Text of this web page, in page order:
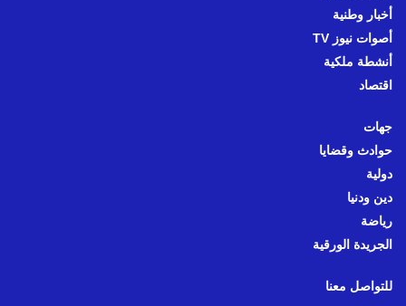
أخبار وطنية
أصوات نيوز TV
أنشطة ملكية
اقتصاد
جهات
حوادث وقضايا
دولية
دين ودنيا
رياضة
الجريدة الورقية
للتواصل معنا